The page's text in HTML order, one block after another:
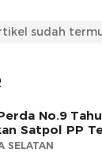
sudah
No.9
Satpol PP
SELATAN